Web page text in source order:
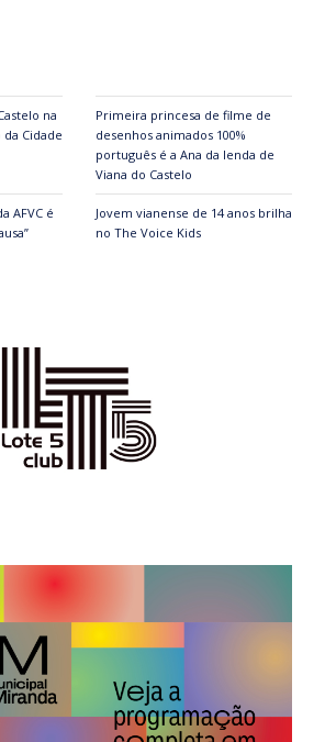
na
Cidade
Primeira princesa de filme de
desenhos animados 100%
português é a Ana da lenda de
Viana do Castelo
AFVC é
Jovem vianense de 14 anos brilha
no The Voice Kids